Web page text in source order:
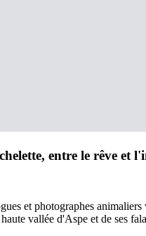
entre le rêve et
et photographes
vallée d'Aspe et de ses